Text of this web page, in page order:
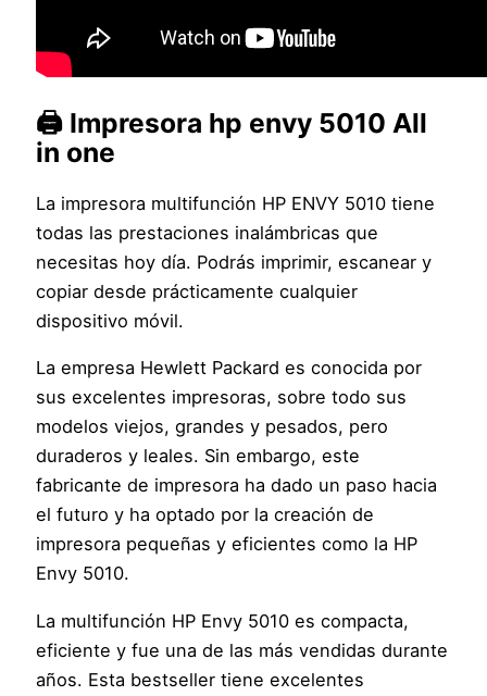
🖨️ Impresora hp envy 5010 All
in one
La impresora multifunción HP ENVY 5010 tiene
todas las prestaciones inalámbricas que
necesitas hoy día. Podrás imprimir, escanear y
copiar desde prácticamente cualquier
dispositivo móvil.
La empresa Hewlett Packard es conocida por
sus excelentes impresoras, sobre todo sus
modelos viejos, grandes y pesados, pero
duraderos y leales. Sin embargo, este
fabricante de impresora ha dado un paso hacia
el futuro y ha optado por la creación de
impresora pequeñas y eficientes como la HP
Envy 5010.
La multifunción HP Envy 5010 es compacta,
eficiente y fue una de las más vendidas durante
años. Esta bestseller tiene excelentes